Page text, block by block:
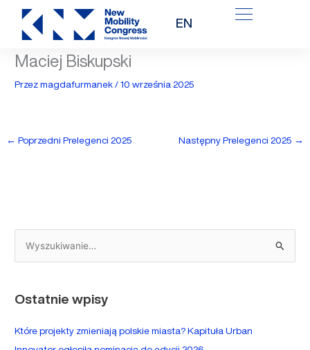
Przejdź
treści
EN
Maciej Biskupski
Przezmagdafurmanek/10 września 2025
← Poprzedni Prelegenci 2025 Następny Prelegenci 2025 →
z
k
Ostatnie wpisy
Które projekty zmieniają polskie miasta? Kapituła Urban